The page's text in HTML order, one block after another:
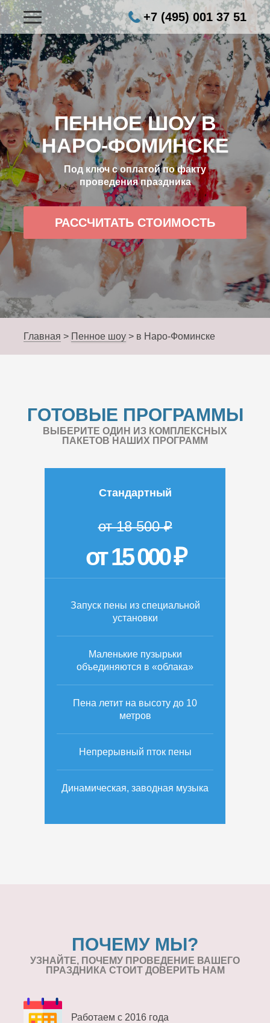
+7 (495) 001 37 51
ПЕННОЕ ШОУ В
НАРО-ФОМИНСКЕ
Под ключ с оплатой по факту
проведения праздника
РАССЧИТАТЬ СТОИМОСТЬ
Главная > Пенное шоу > в Наро-Фоминске
ГОТОВЫЕ ПРОГРАММЫ
ВЫБЕРИТЕ ОДИН ИЗ КОМПЛЕКСНЫХ
ПАКЕТОВ НАШИХ ПРОГРАММ
Стандартный
от 18 500 ₽
от 15 000 ₽
Запуск пены из специальной
установки
Маленькие пузырьки
объединяются в «облака»
Пена летит на высоту до 10
метров
Непрерывный пток пены
Динамическая, заводная музыка
ПОЧЕМУ МЫ?
УЗНАЙТЕ, ПОЧЕМУ ПРОВЕДЕНИЕ ВАШЕГО
ПРАЗДНИКА СТОИТ ДОВЕРИТЬ НАМ
Работаем с 2016 года